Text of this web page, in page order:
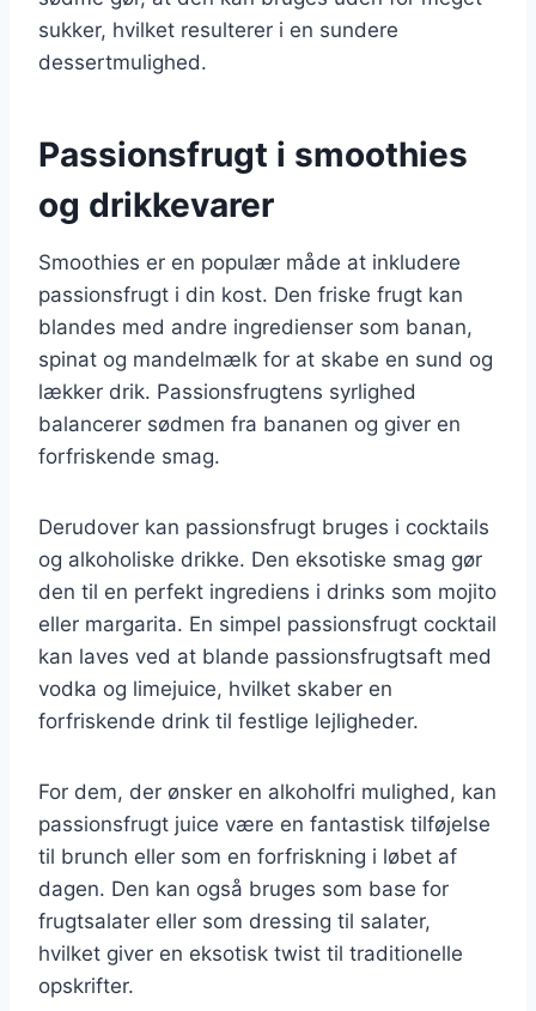
sukker, hvilket resulterer i en sundere
dessertmulighed.
Passionsfrugt i smoothies
og drikkevarer
Smoothies er en populær måde at inkludere
passionsfrugt i din kost. Den friske frugt kan
blandes med andre ingredienser som banan,
spinat og mandelmælk for at skabe en sund og
lækker drik. Passionsfrugtens syrlighed
balancerer sødmen fra bananen og giver en
forfriskende smag.
Derudover kan passionsfrugt bruges i cocktails
og alkoholiske drikke. Den eksotiske smag gør
den til en perfekt ingrediens i drinks som mojito
eller margarita. En simpel passionsfrugt cocktail
kan laves ved at blande passionsfrugtsaft med
vodka og limejuice, hvilket skaber en
forfriskende drink til festlige lejligheder.
For dem, der ønsker en alkoholfri mulighed, kan
passionsfrugt juice være en fantastisk tilføjelse
til brunch eller som en forfriskning i løbet af
dagen. Den kan også bruges som base for
frugtsalater eller som dressing til salater,
hvilket giver en eksotisk twist til traditionelle
opskrifter.